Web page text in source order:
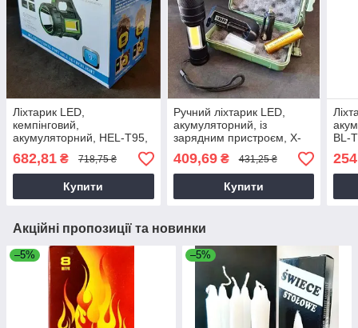
Ліхтарик LED,
кемпінговий,
акумуляторний, HEL-T95,
із сонячною панеллю, 7
режимів
682,81 ₴ 718,75 ₴
Купити
Ручний ліхтарик LED,
акумуляторний, із
зарядним пристроєм, X-
Balog Te19-729
409,69₴ 431,25 ₴
Купити
BL-
Акційні пропозиції та новинки
–5% –5%